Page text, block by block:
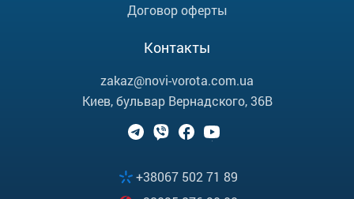
Договор оферты
Контакты
zakaz@novi-vorota.com.ua
Киев, бульвар Вернадского, 36В
+38067 502 71 89